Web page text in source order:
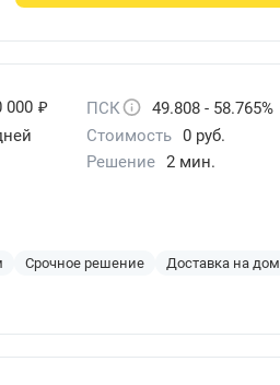
000 ₽ ПСК
49.808 - 58.765%
Стоимость 0 руб.
Решение 2 мин.
Срочное решение Доставка на дом